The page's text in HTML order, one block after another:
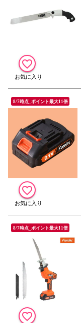
8/7時点_ポイント最大11倍
8/7時点_ポイント最大11倍